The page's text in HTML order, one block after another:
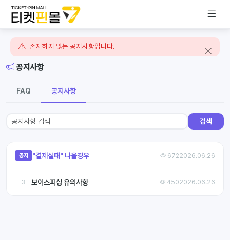
존재하지 않는 공지사항입니다.
공지사항
FAQ 공지사항
검색
공지 "결제실패" 나올경우 6722026.06.26
3 보이스피싱 유의사항 4502026.06.26